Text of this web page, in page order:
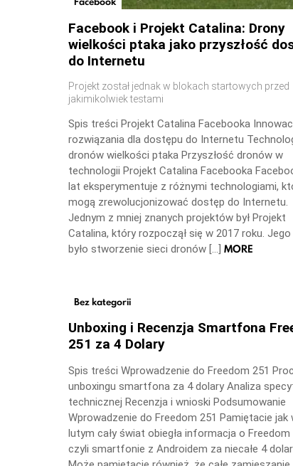
Facebook i Projekt Catalina: Drony
wielkości ptaka jako przyszłość
do Internetu
Projekt został jednak w blokach startowych przed
jakimikolwiek testami
Spis treści Projekt Catalina Facebooka
rozwiązania dla dostępu do Internetu
dronów wielkości ptaka Przyszłość dronów w
technologii Projekt Catalina Facebooka
lat eksperymentuje z różnymi technologiami,
mogą zrewolucjonizować dostęp do Internetu.
Jednym z mniej znanych projektów był Projekt
Catalina, który rozpoczął się w 2017 roku.
było stworzenie sieci dronów […] MORE
Bez kategorii
Unboxing i Recenzja Smartfona
251 za 4 Dolary
Spis treści Wprowadzenie do Freedom 251
unboxingu smartfona za 4 dolary Analiza
technicznej Recenzja i wnioski Podsumowanie
Wprowadzenie do Freedom 251 Pamiętacie jak
lutym cały świat obiegła informacja o Freedom
czyli smartfonie z Androidem za niecałe 4